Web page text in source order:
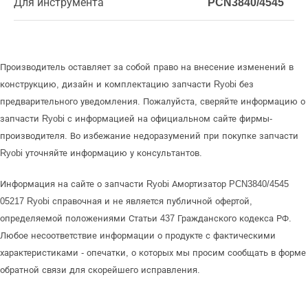
Для инструмента PCN3840/4545
Производитель оставляет за собой право на внесение изменений в
конструкцию, дизайн и комплектацию запчасти Ryobi без
предварительного уведомления. Пожалуйста, сверяйте информацию о
запчасти Ryobi с информацией на официальном сайте фирмы-
производителя. Во избежание недоразумений при покупке запчасти
Ryobi уточняйте информацию у консультантов.
Информация на сайте о запчасти Ryobi Амортизатор PCN3840/4545
05217 Ryobi справочная и не является публичной офертой,
определяемой положениями Статьи 437 Гражданского кодекса РФ.
Любое несоответствие информации о продукте с фактическими
характеристиками - опечатки, о которых мы просим сообщать в форме
обратной связи для скорейшего исправления.